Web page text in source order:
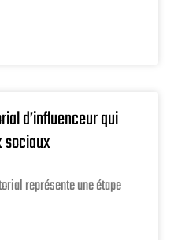
d’influenceur qui
sociaux
représente une étape